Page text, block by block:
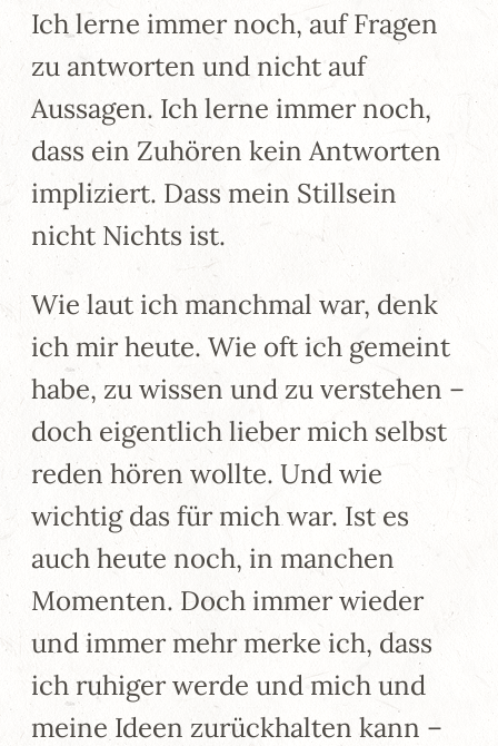
Ich lerne immer noch, auf Fragen
zu antworten und nicht auf
Aussagen. Ich lerne immer noch,
dass ein Zuhören kein Antworten
impliziert. Dass mein Stillsein
nicht Nichts ist.
Wie laut ich manchmal war, denk
ich mir heute. Wie oft ich gemeint
habe, zu wissen und zu verstehen –
doch eigentlich lieber mich selbst
reden hören wollte. Und wie
wichtig das für mich war. Ist es
auch heute noch, in manchen
Momenten. Doch immer wieder
und immer mehr merke ich, dass
ich ruhiger werde und mich und
meine Ideen zurückhalten kann –